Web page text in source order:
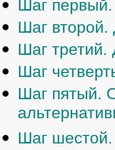
Шаг
Шаг второй.
Шаг третий.
Шаг
Шаг пятый.
Шаг